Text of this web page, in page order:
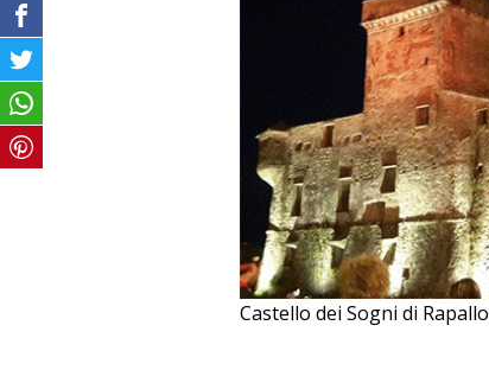
Castello dei Sogni di Rapallo